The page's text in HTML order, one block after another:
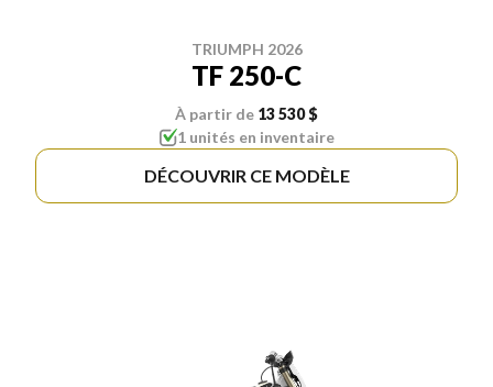
TRIUMPH 2026
TF 250-C
À partir de 13 530 $
1 unités en inventaire
DÉCOUVRIR CE MODÈLE